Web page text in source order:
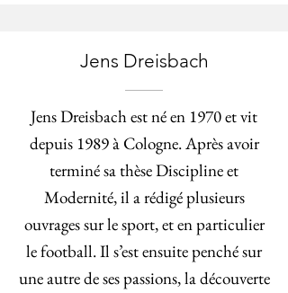
Jens Dreisbach
Jens Dreisbach est né en 1970 et vit
depuis 1989 à Cologne. Après avoir
terminé sa thèse Discipline et
Modernité, il a rédigé plusieurs
ouvrages sur le sport, et en particulier
le football. Il s’est ensuite penché sur
une autre de ses passions, la découverte